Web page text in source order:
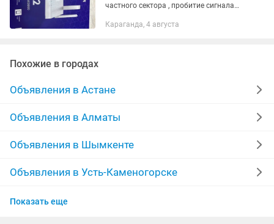
частного сектора , пробитие сигнала
5Ггц ) . Поддерживает скорость свыше
Караганда, 4 августа
Похожие в городах
Объявления в Астане
Объявления в Алматы
Объявления в Шымкенте
Объявления в Усть-Каменогорске
Объявления в Актобе
Показать еще